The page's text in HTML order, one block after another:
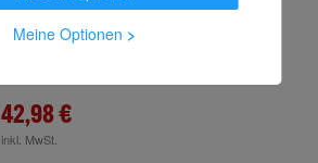
42,98 €
inkl. MwSt.
Meine Optionen >